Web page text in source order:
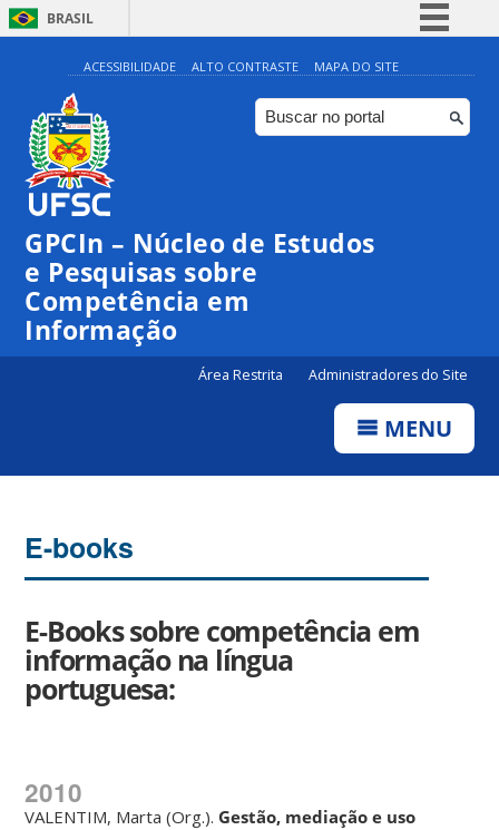
BRASIL
Simplifique!
Comunica BR
Participe
Canais
ACESSIBILIDADE ALTO CONTRASTE MAPA DO SITE
GPCIn – Núcleo de Estudos
e Pesquisas sobre
Competência em
Informação
Área Restrita Administradores do Site
MENU
E-books
E-Books sobre competência em
informação na língua
portuguesa:
2010
VALENTIM, Marta (Org.). Gestão, mediação e uso